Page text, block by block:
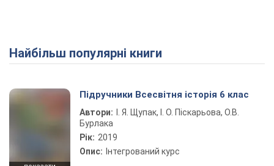
Найбільш популярні книги
Підручники Всесвітня історія 6 клас
Автори:
І. Я. Щупак, І. О. Піскарьова, О.В.
Бурлака
Рік: 2019
Опис: Інтегрований курс